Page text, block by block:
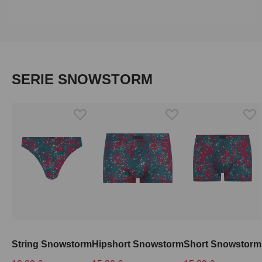
Produktgalerie überspringen
SERIE SNOWSTORM
String SnowstormHipshort SnowstormShort Snowstorm